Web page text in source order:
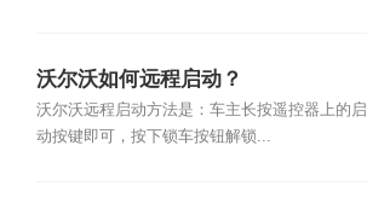
沃尔沃如何远程启动？
沃尔沃远程启动方法是：车主长按遥控器上的启
动按键即可，按下锁车按钮解锁...